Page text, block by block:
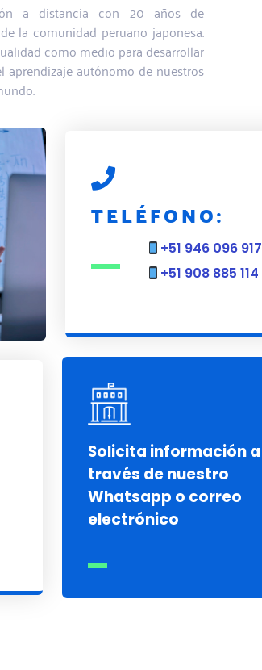
a distancia con 20 años de
la comunidad peruano japonesa.
como medio para desarrollar
aprendizaje autónomo de nuestros
TELÉFONO:
+51 946 096 917
+51 908 885 114
Solicita información a
través de nuestro
Whatsapp o correo
electrónico